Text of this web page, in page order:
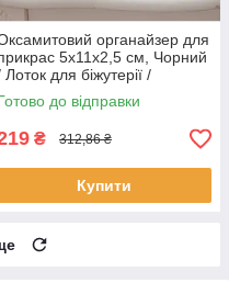
органайзер для
5x11x2,5 см, Чорний
Лоток для біжутерії /
ювелірний
до відправки
₴ 312,86 ₴
Купити